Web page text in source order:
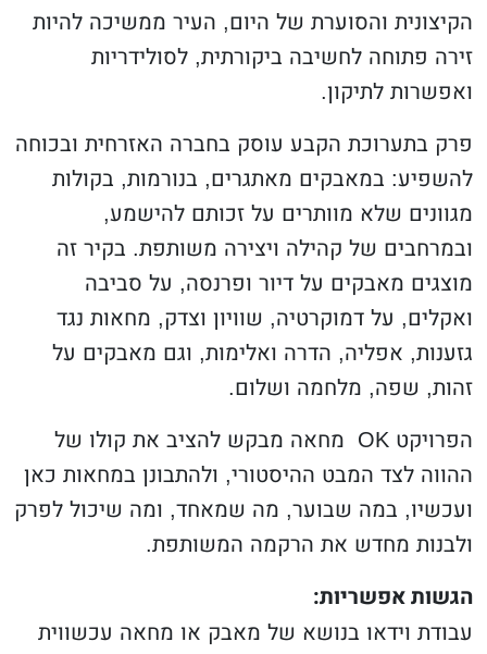
הקיצונית והסוערת של היום, העיר ממשיכה להיות
זירה פתוחה לחשיבה ביקורתית, לסולידריות
ואפשרות לתיקון.
פרק בתערוכת הקבע עוסק בחברה האזרחית ובכוחה
להשפיע: במאבקים מאתגרים, בנורמות, בקולות
מגוונים שלא מוותרים על זכותם להישמע,
ובמרחבים של קהילה ויצירה משותפת. בקיר זה
מוצגים מאבקים על דיור ופרנסה, על סביבה
ואקלים, על דמוקרטיה, שוויון וצדק, מחאות נגד
גזענות, אפליה, הדרה ואלימות, וגם מאבקים על
זהות, שפה, מלחמה ושלום.
הפרויקט OK מחאה מבקש להציב את קולו של
ההווה לצד המבט ההיסטורי, ולהתבונן במחאות כאן
ועכשיו, במה שבוער, מה שמאחד, ומה שיכול לפרק
ולבנות מחדש את הרקמה המשותפת.
הגשות אפשריות:
עבודת וידאו בנושא של מאבק או מחאה עכשווית